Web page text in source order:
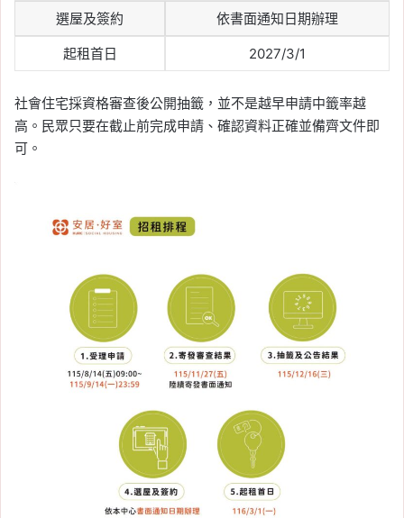
選屋及簽約 依書面通知日期辦理
起租首日 2027/3/1
社會住宅採資格審查後公開抽籤，並不是越早申請中籤率越
高。民眾只要在截止前完成申請、確認資料正確並備齊文件即
可。